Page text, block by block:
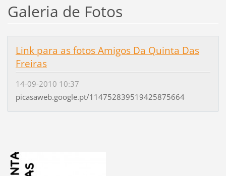
Galeria de Fotos
Link para as fotos Amigos Da Quinta Das
Freiras
14-09-2010 10:37
picasaweb.google.pt/114752839519425875664